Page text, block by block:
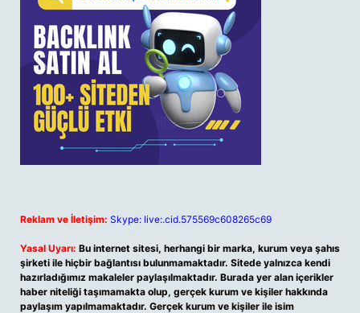
Reklam ve İletişim: Skype: live:.cid.575569c608265c69
Yasal Uyarı: Bu internet sitesi, herhangi bir marka, kurum veya şahıs
şirketi ile hiçbir bağlantısı bulunmamaktadır. Sitede yalnızca kendi
hazırladığımız makaleler paylaşılmaktadır. Burada yer alan içerikler
haber niteliği taşımamakta olup, gerçek kurum ve kişiler hakkında
paylaşım yapılmamaktadır. Gerçek kurum ve kişiler ile isim